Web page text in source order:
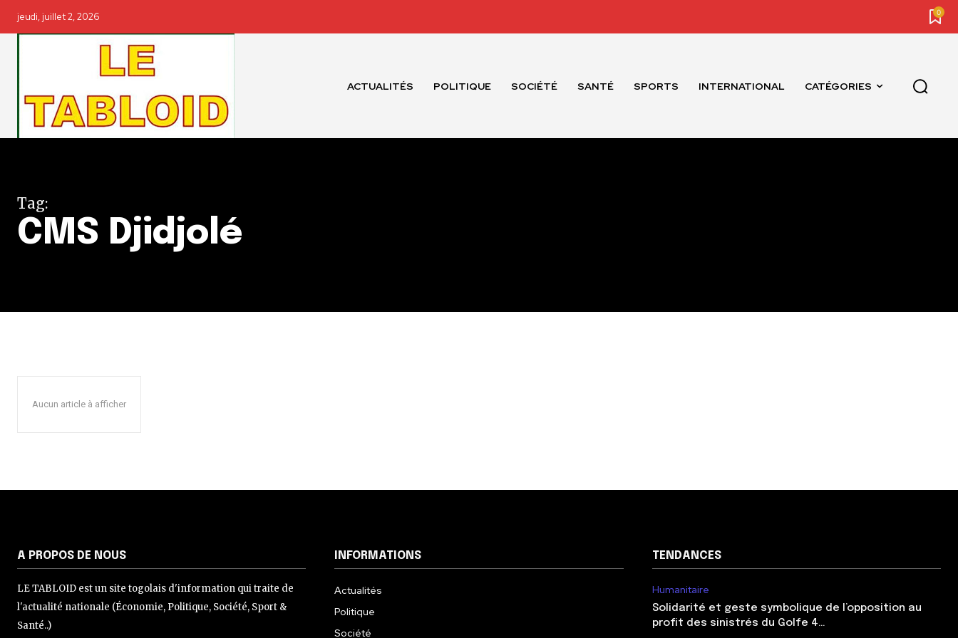
jeudi, juillet 2, 2026 0
ACTUALITÉS POLITIQUE SOCIÉTÉ SANTÉ SPORTS INTERNATIONAL CATÉGORIES
Tag:
CMS Djidjolé
Aucun article à afficher
A PROPOS DE NOUS
LE TABLOID est un site togolais d'information qui traite de
l'actualité nationale (Économie, Politique, Société, Sport &
Santé..)
INFORMATIONS
Actualités
Politique
Société
TENDANCES
Humanitaire
Solidarité et geste symbolique de l’opposition au
profit des sinistrés du Golfe 4…